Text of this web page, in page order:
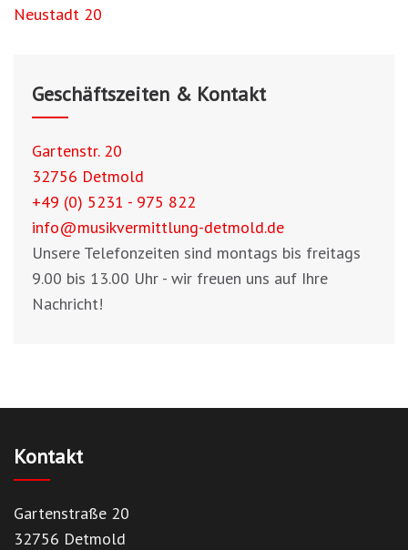
Neustadt 20
Geschäftszeiten & Kontakt
Gartenstr. 20
32756 Detmold
+49 (0) 5231 - 975 822
info@musikvermittlung-detmold.de
Unsere Telefonzeiten sind montags bis freitags
9.00 bis 13.00 Uhr - wir freuen uns auf Ihre
Nachricht!
Kontakt
Gartenstraße 20
32756 Detmold